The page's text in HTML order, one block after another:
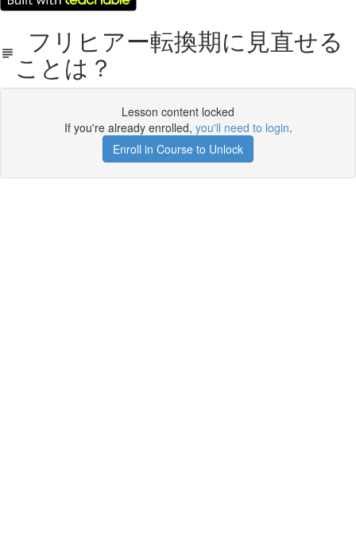
フリヒアー転換期に見直せる
ことは？
Lesson content locked
If you're already enrolled, you'll need to login.
Enroll in Course to Unlock